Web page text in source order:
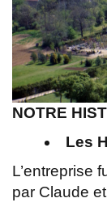
NOTRE
Les
L’entreprise
par Claude